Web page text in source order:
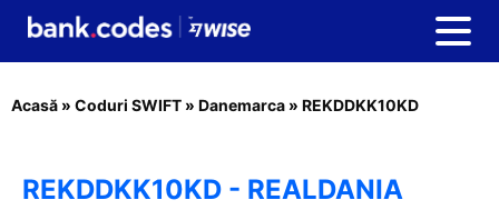
Acasă » Coduri SWIFT » Danemarca » REKDDKK10KD
REKDDKK10KD - REALDANIA